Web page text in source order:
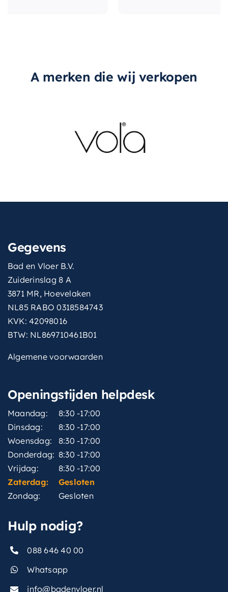
A merken die wij verkopen
Gegevens
Bad en Vloer B.V.
Zuiderinslag 8 A
3871 MR, Hoevelaken
NL85 RABO 0318584743
KVK: 42098016
BTW: NL869710461B01
Algemene voorwaarden
Openingstijden helpdesk
Maandag:
8:30 -17:00
Dinsdag:
8:30 -17:00
Woensdag:
8:30 -17:00
Donderdag: 8:30 -17:00
Vrijdag:
8:30 -17:00
Zaterdag:
Gesloten
Zondag:
Gesloten
Hulp nodig?
088 646 40 00
Whatsapp
info@badenvloer.nl